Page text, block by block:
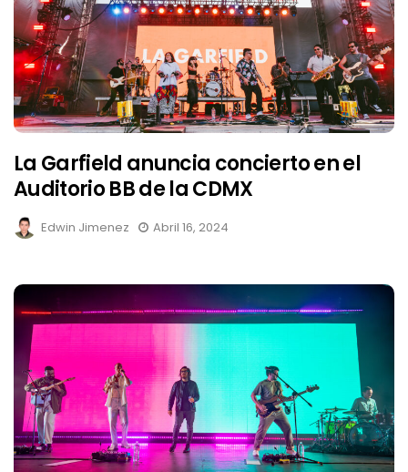
La Garfield anuncia concierto en el
Auditorio BB de la CDMX
Edwin Jimenez Abril 16, 2024